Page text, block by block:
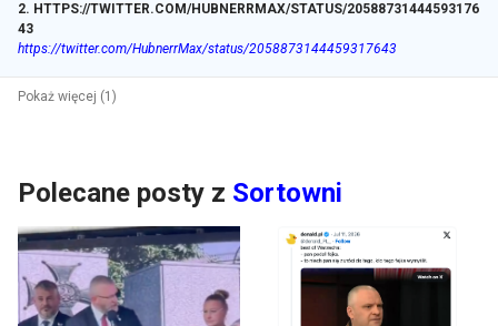
2. HTTPS://TWITTER.COM/HUBNERRMAX/STATUS/20588731444593176
43
https://twitter.com/HubnerrMax/status/2058873144459317643
Pokaż więcej (1)
Polecane posty z Sortowni